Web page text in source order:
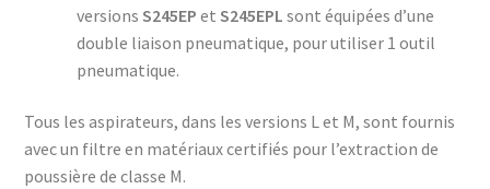
versions S245EP et S245EPL sont équipées d’une
double liaison pneumatique, pour utiliser 1 outil
pneumatique.
Tous les aspirateurs, dans les versions L et M, sont fournis
avec un filtre en matériaux certifiés pour l’extraction de
poussière de classe M.